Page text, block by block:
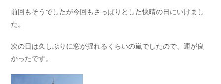
前回もそうでしたが今回もさっぱりとした快晴の日にいけまし
た。
次の日は久しぶりに窓が揺れるくらいの嵐でしたので、運が良
かったです。